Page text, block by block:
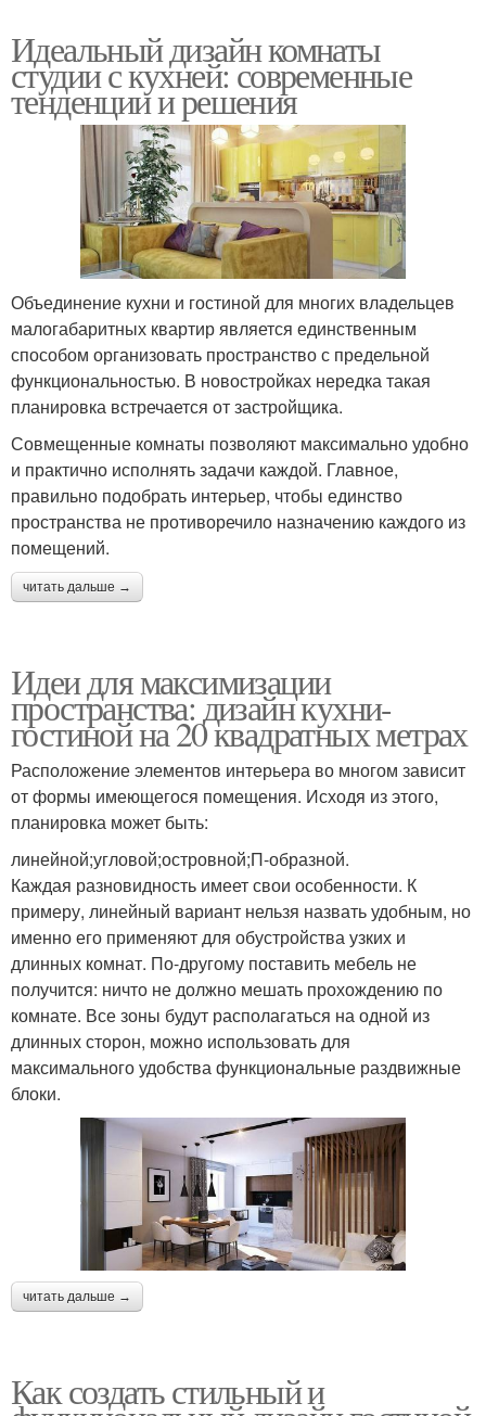
Идеальный дизайн комнаты
студии с кухней: современные
тенденции и решения
Объединение кухни и гостиной для многих владельцев
малогабаритных квартир является единственным
способом организовать пространство с предельной
функциональностью. В новостройках нередка такая
планировка встречается от застройщика.
Совмещенные комнаты позволяют максимально удобно
и практично исполнять задачи каждой. Главное,
правильно подобрать интерьер, чтобы единство
пространства не противоречило назначению каждого из
помещений.
читать дальше →
Идеи для максимизации
пространства: дизайн кухни-
гостиной на 20 квадратных метрах
Расположение элементов интерьера во многом зависит
от формы имеющегося помещения. Исходя из этого,
планировка может быть:
линейной;угловой;островной;П-образной.
Каждая разновидность имеет свои особенности. К
примеру, линейный вариант нельзя назвать удобным, но
именно его применяют для обустройства узких и
длинных комнат. По-другому поставить мебель не
получится: ничто не должно мешать прохождению по
комнате. Все зоны будут располагаться на одной из
длинных сторон, можно использовать для
максимального удобства функциональные раздвижные
блоки.
читать дальше →
Как создать стильный и